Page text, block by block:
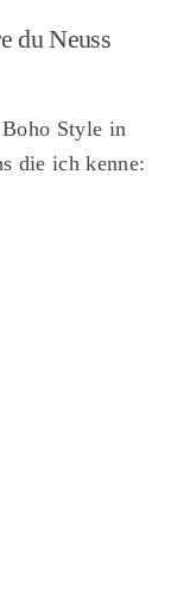
du Neuss
Style in
die ich kenne: